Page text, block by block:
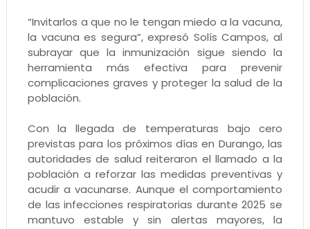
“Invitarlos a que no le tengan miedo a la vacuna,
la vacuna es segura”, expresó Solís Campos, al
subrayar que la inmunización sigue siendo la
herramienta más efectiva para prevenir
complicaciones graves y proteger la salud de la
población.
Con la llegada de temperaturas bajo cero
previstas para los próximos días en Durango, las
autoridades de salud reiteraron el llamado a la
población a reforzar las medidas preventivas y
acudir a vacunarse. Aunque el comportamiento
de las infecciones respiratorias durante 2025 se
mantuvo estable y sin alertas mayores, la